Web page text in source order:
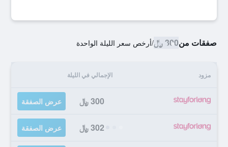
صفقات من300 ﷼ /أرخص سعر الليلة الواحدة
مزود الإجمالي في الليلة
300 ﷼ عرض الصفقة
302 ﷼ عرض الصفقة